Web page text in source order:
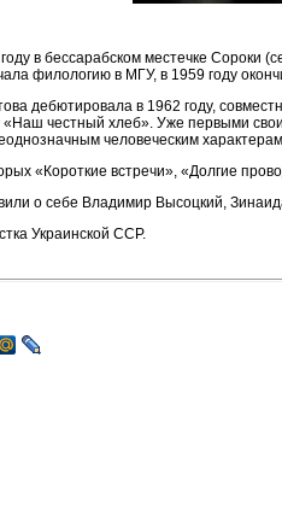
в бессарабском местечке Сороки
филологию в МГУ, в 1959 году
дебютировала в 1962 году,
честный хлеб». Уже первыми
человеческим характерам.
«Короткие встречи», «Долгие
о себе Владимир Высоцкий,
Украинской ССР.